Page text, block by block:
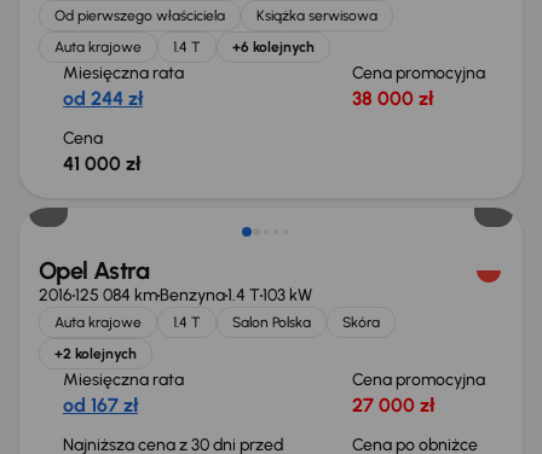
Od pierwszego właściciela
Książka serwisowa
Auta krajowe
1.4 T +6 kolejnych
Miesięczna rata
od 244 zł
Cena promocyjna
38 000 zł
Cena
41 000 zł
Opel Astra
2016125 084 kmBenzyna1.4 T103 kW
Auta krajowe 1.4 T Salon Polska
Skóra
+2 kolejnych
Miesięczna rata
od 167 zł
Cena promocyjna
27 000 zł
Najniższa cena z 30 dni przed Cena po obniżce